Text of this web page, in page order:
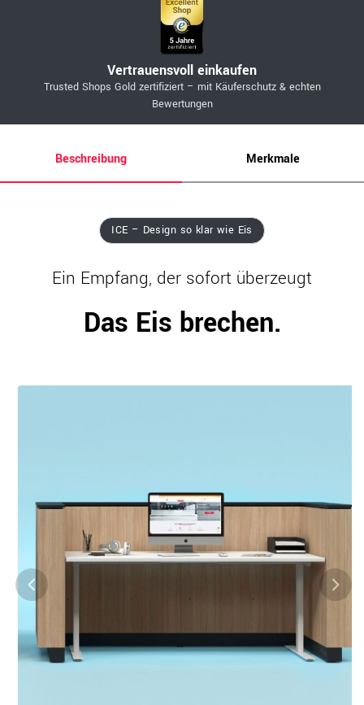
Vertrauensvoll einkaufen
Trusted Shops Gold zertifiziert – mit Käuferschutz & echten
Bewertungen
Beschreibung Merkmale
ICE – Design so klar wie Eis
Ein Empfang, der sofort überzeugt
Das Eis brechen.